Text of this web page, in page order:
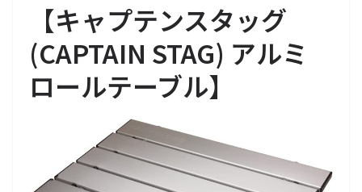
【キャプテンスタッグ
(CAPTAIN STAG) アルミ
ロールテーブル】